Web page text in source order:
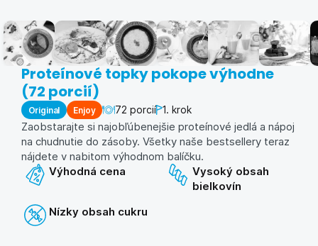
Proteínové topky pokope výhodne
(72 porcií)
Original Enjoy 72 porcií 1. krok
Zaobstarajte si najobľúbenejšie proteínové jedlá a nápoj
na chudnutie do zásoby. Všetky naše bestsellery teraz
nájdete v nabitom výhodnom balíčku.
Výhodná cena
Vysoký obsah
bielkovín
Nízky obsah cukru